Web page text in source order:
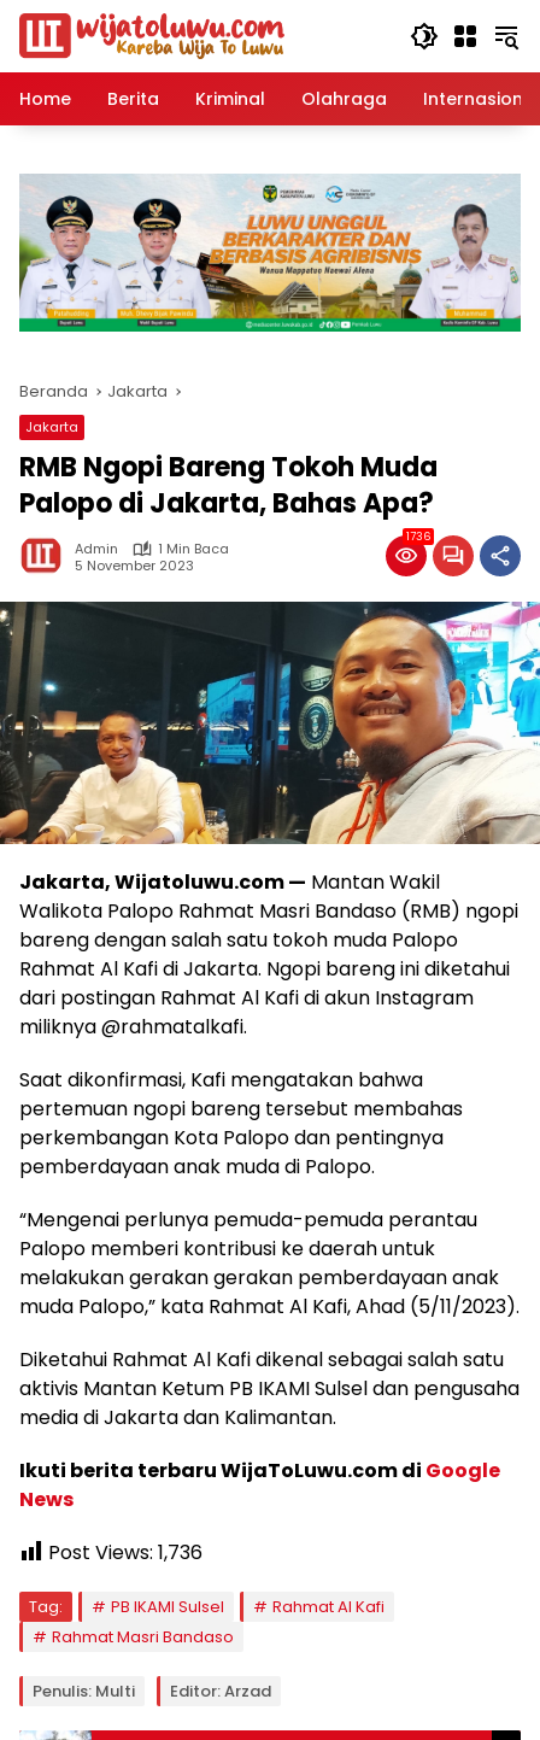
Langsung
konten
Home
Berita Kriminal Olahraga Internasional
Beranda Jakarta
Jakarta
RMB Ngopi Bareng Tokoh Muda
Palopo di Jakarta, Bahas Apa?
Admin
1 Min Baca
5 November 2023
1736
Jakarta, Wijatoluwu.com — Mantan Wakil
Walikota Palopo Rahmat Masri Bandaso (RMB) ngopi
bareng dengan salah satu tokoh muda Palopo
Rahmat Al Kafi di Jakarta. Ngopi bareng ini diketahui
dari postingan Rahmat Al Kafi di akun Instagram
miliknya @rahmatalkafi.
Saat dikonfirmasi, Kafi mengatakan bahwa
pertemuan ngopi bareng tersebut membahas
perkembangan Kota Palopo dan pentingnya
pemberdayaan anak muda di Palopo.
“Mengenai perlunya pemuda-pemuda perantau
Palopo memberi kontribusi ke daerah untuk
melakukan gerakan gerakan pemberdayaan anak
muda Palopo,” kata Rahmat Al Kafi, Ahad (5/11/2023).
Diketahui Rahmat Al Kafi dikenal sebagai salah satu
aktivis Mantan Ketum PB IKAMI Sulsel dan pengusaha
media di Jakarta dan Kalimantan.
Ikuti berita terbaru WijaToLuwu.com di Google
News
Post Views: 1,736
Tag: PB IKAMI Sulsel
Rahmat Al Kafi
Rahmat Masri Bandaso
Penulis: Multi Editor: Arzad